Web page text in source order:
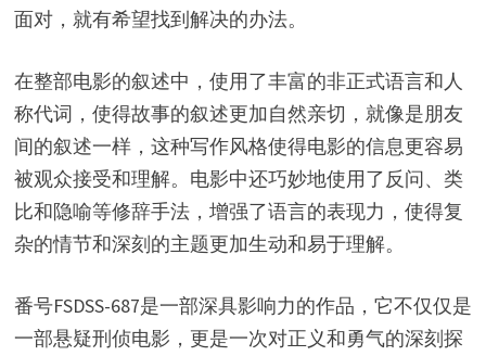
面对，就有希望找到解决的办法。
在整部电影的叙述中，使用了丰富的非正式语言和人
称代词，使得故事的叙述更加自然亲切，就像是朋友
间的叙述一样，这种写作风格使得电影的信息更容易
被观众接受和理解。电影中还巧妙地使用了反问、类
比和隐喻等修辞手法，增强了语言的表现力，使得复
杂的情节和深刻的主题更加生动和易于理解。
番号FSDSS-687是一部深具影响力的作品，它不仅仅是
一部悬疑刑侦电影，更是一次对正义和勇气的深刻探